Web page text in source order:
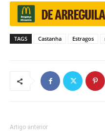
TAGS Castanha Estragos
Artigo anterior